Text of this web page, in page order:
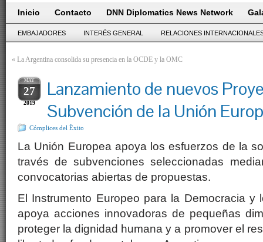
Inicio Contacto DNN Diplomatics News Network
EMBAJADORES INTERÉS GENERAL RELACIONES
« La Argentina consolida su presencia en la OCDE y la OMC
MAY
27
2019
Lanzamiento de nuevos
Subvención de la Unión
Cómplices del Ëxito
La Unión Europea apoya los esfuerzos de la
través de subvenciones seleccionadas
convocatorias abiertas de propuestas.
El Instrumento Europeo para la Democracia y
apoya acciones innovadoras de pequeñas
proteger la dignidad humana y a promover el